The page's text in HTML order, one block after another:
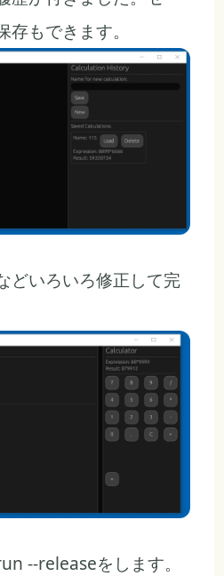
もできます。
どいろいろ修正して完
--releaseをします。